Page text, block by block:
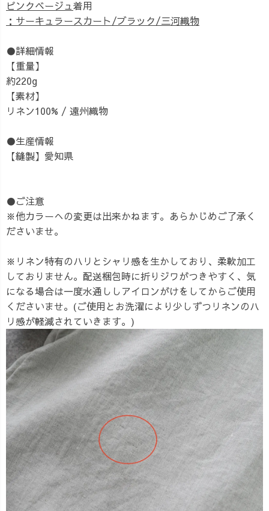
ピンクベージュ着用
：サーキュラースカート/ブラック/三河織物
●詳細情報
【重量】
約220g
【素材】
リネン100% / 遠州織物
●生産情報
【縫製】愛知県
●ご注意
※他カラーへの変更は出来かねます。あらかじめご了承く
ださいませ。
※リネン特有のハリとシャリ感を生かしており、柔軟加工
しておりません。配送梱包時に折りジワがつきやすく、気
になる場合は一度水通ししアイロンがけをしてからご使用
くださいませ。(ご使用とお洗濯により少しずつリネンのハ
リ感が軽減されていきます。)